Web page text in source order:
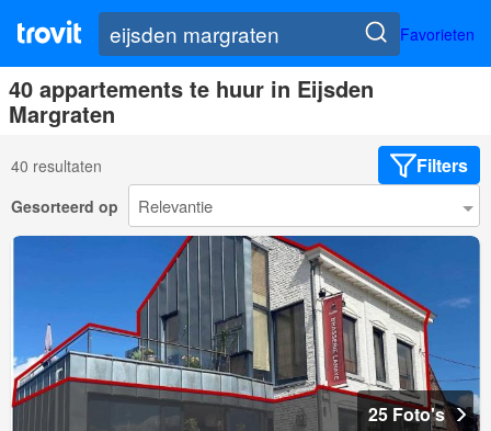
Favorieten
40 appartements te huur in Eijsden
Margraten
40 resultaten Filters
Gesorteerd op
25 Foto's